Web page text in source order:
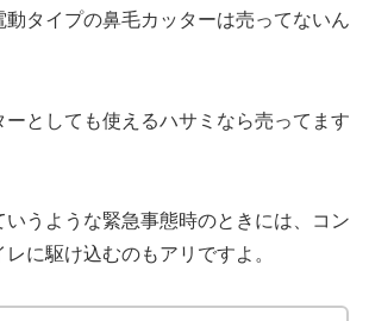
動タイプの鼻毛カッターは売ってないん
ーとしても使えるハサミなら売ってます
いうような緊急事態時のときには、コン
に駆け込むのもアリですよ。